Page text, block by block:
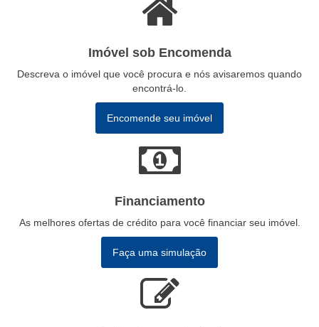
Imóvel sob Encomenda
Descreva o imóvel que você procura e nós avisaremos quando
encontrá-lo.
Encomende seu imóvel
Financiamento
As melhores ofertas de crédito para você financiar seu imóvel.
Faça uma simulação